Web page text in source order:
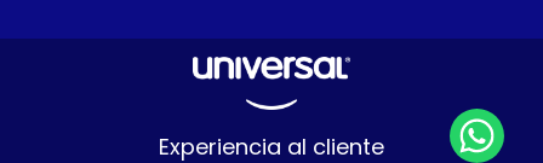
Experiencia al cliente